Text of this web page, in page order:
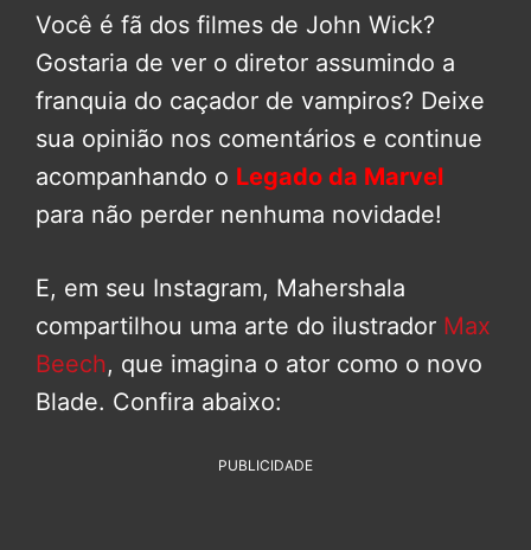
Você é fã dos filmes de John Wick?
Gostaria de ver o diretor assumindo a
franquia do caçador de vampiros? Deixe
sua opinião nos comentários e continue
acompanhando o Legado da Marvel
para não perder nenhuma novidade!
E, em seu Instagram, Mahershala
compartilhou uma arte do ilustrador Max
Beech, que imagina o ator como o novo
Blade. Confira abaixo:
PUBLICIDADE